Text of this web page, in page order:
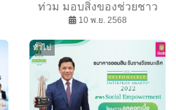
ท่วม มอบสิ่งของช่วยชาว
ผักไห่
10 พ.ย. 2568
ทั่วไป